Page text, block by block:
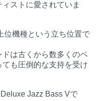
ストに愛されていま
位機種という立ち位置で
は古くから数多くのベ
も圧倒的な支持を受け
Jazz Bass Vで